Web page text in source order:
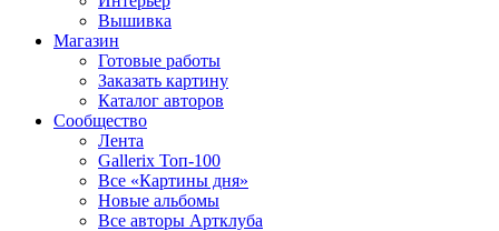
Вышивка
Магазин
Готовые работы
Заказать картину
Каталог авторов
Сообщество
Лента
Gallerix Топ-100
Все «Картины дня»
Новые альбомы
Все авторы Артклуба